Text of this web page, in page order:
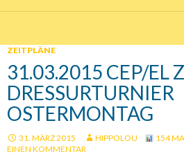
ZEITPLÄNE
31.03.2015 CEP/EL
DRESSURTURNIER
OSTERMONTAG
31. MÄRZ 2015 HIPPOLOU 154
EINEN KOMMENTAR